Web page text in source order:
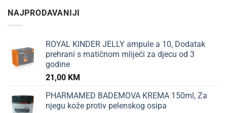
NAJPRODAVANIJI
ROYAL KINDER JELLY ampule a 10, Dodatak
prehrani s matičnom mliječi za djecu od 3
godine
21,00 KM
PHARMAMED BADEMOVA KREMA 150ml, Za
njegu kože protiv pelenskog osipa